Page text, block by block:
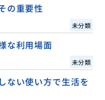
の重要性
未分類
な利用場面
未分類
ない使い方で生活を